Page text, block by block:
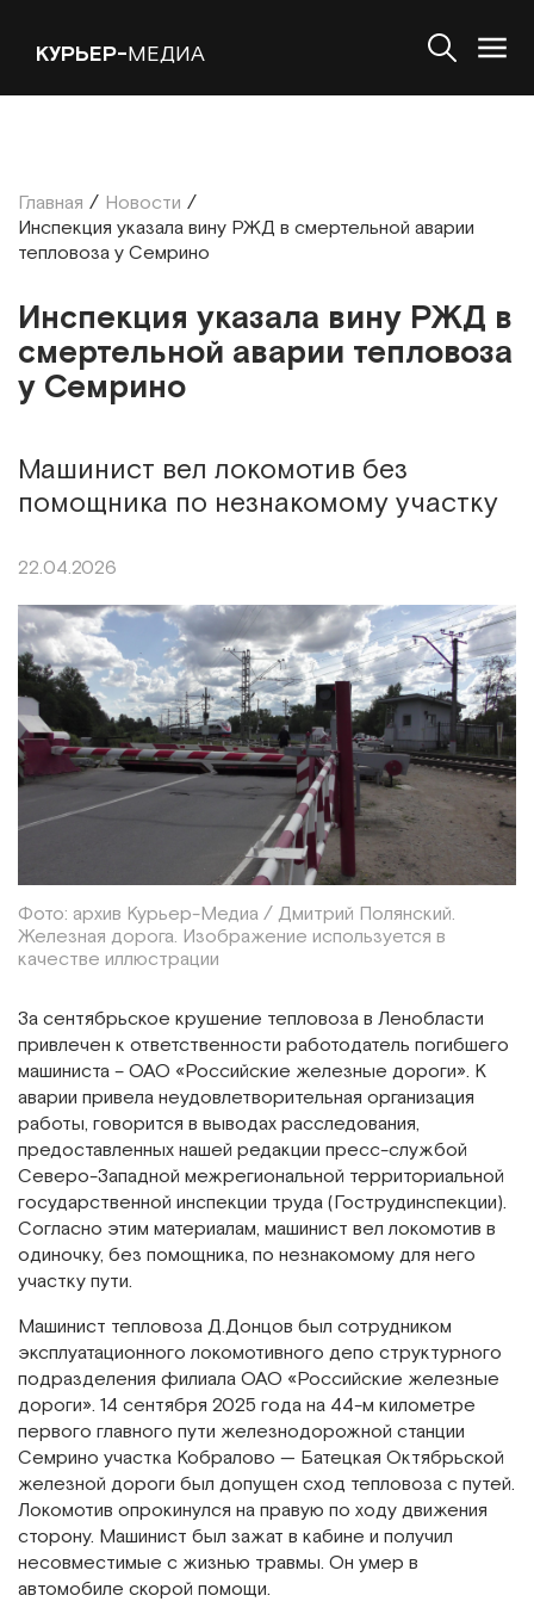
КУРЬЕР-МЕДИА
Главная / Новости /
Инспекция указала вину РЖД в смертельной аварии
тепловоза у Семрино
Инспекция указала вину РЖД в
смертельной аварии тепловоза
у Семрино
Машинист вел локомотив без
помощника по незнакомому участку
22.04.2026
Фото: архив Курьер-Медиа / Дмитрий Полянский.
Железная дорога. Изображение используется в
качестве иллюстрации
За сентябрьское крушение тепловоза в Ленобласти
привлечен к ответственности работодатель погибшего
машиниста – ОАО «Российские железные дороги». К
аварии привела неудовлетворительная организация
работы, говорится в выводах расследования,
предоставленных нашей редакции пресс-службой
Северо-Западной межрегиональной территориальной
государственной инспекции труда (Гострудинспекции).
Согласно этим материалам, машинист вел локомотив в
одиночку, без помощника, по незнакомому для него
участку пути.
Машинист тепловоза Д.Донцов был сотрудником
эксплуатационного локомотивного депо структурного
подразделения филиала ОАО «Российские железные
дороги». 14 сентября 2025 года на 44-м километре
первого главного пути железнодорожной станции
Семрино участка Кобралово — Батецкая Октябрьской
железной дороги был допущен сход тепловоза с путей.
Локомотив опрокинулся на правую по ходу движения
сторону. Машинист был зажат в кабине и получил
несовместимые с жизнью травмы. Он умер в
автомобиле скорой помощи.